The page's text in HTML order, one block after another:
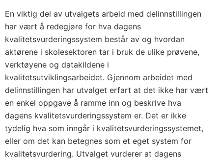
En viktig del av utvalgets arbeid med delinnstillingen
har vært å redegjøre for hva dagens
kvalitetsvurderingssystem består av og hvordan
aktørene i skolesektoren tar i bruk de ulike prøvene,
verktøyene og datakildene i
kvalitetsutviklingsarbeidet. Gjennom arbeidet med
delinnstillingen har utvalget erfart at det ikke har vært
en enkel oppgave å ramme inn og beskrive hva
dagens kvalitetsvurderingssystem er. Det er ikke
tydelig hva som inngår i kvalitetsvurderingssystemet,
eller om det kan betegnes som et eget system for
kvalitetsvurdering. Utvalget vurderer at dagens